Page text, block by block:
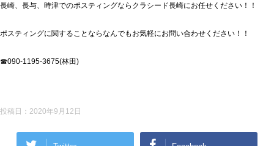
長崎、長与、時津でのポスティングならクラシード長崎にお任せください！！
ポスティングに関することならなんでもお気軽にお問い合わせください！！
☎090-1195-3675(林田)
投稿日： 2020年9月12日